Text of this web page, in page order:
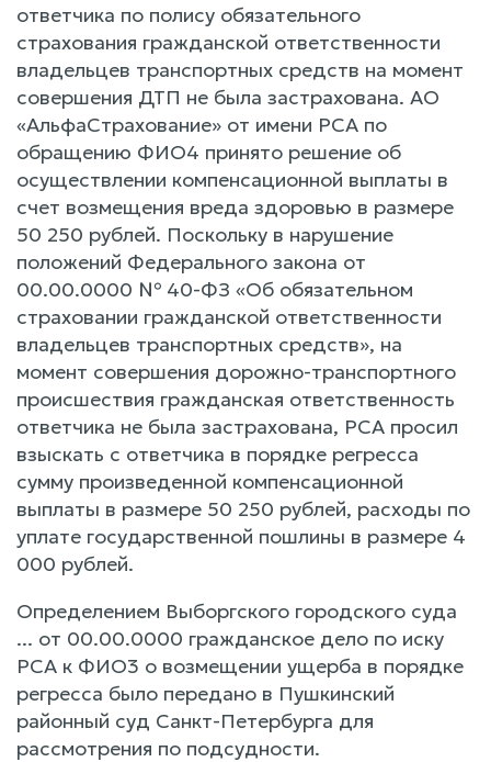
ответчика по полису обязательного
страхования гражданской ответственности
владельцев транспортных средств на момент
совершения ДТП не была застрахована. АО
«АльфаСтрахование» от имени РСА по
обращению ФИО4 принято решение об
осуществлении компенсационной выплаты в
счет возмещения вреда здоровью в размере
50 250 рублей. Поскольку в нарушение
положений Федерального закона от
00.00.0000 № 40-ФЗ «Об обязательном
страховании гражданской ответственности
владельцев транспортных средств», на
момент совершения дорожно-транспортного
происшествия гражданская ответственность
ответчика не была застрахована, РСА просил
взыскать с ответчика в порядке регресса
сумму произведенной компенсационной
выплаты в размере 50 250 рублей, расходы по
уплате государственной пошлины в размере 4
000 рублей.
Определением Выборгского городского суда
... от 00.00.0000 гражданское дело по иску
РСА к ФИО3 о возмещении ущерба в порядке
регресса было передано в Пушкинский
районный суд Санкт-Петербурга для
рассмотрения по подсудности.